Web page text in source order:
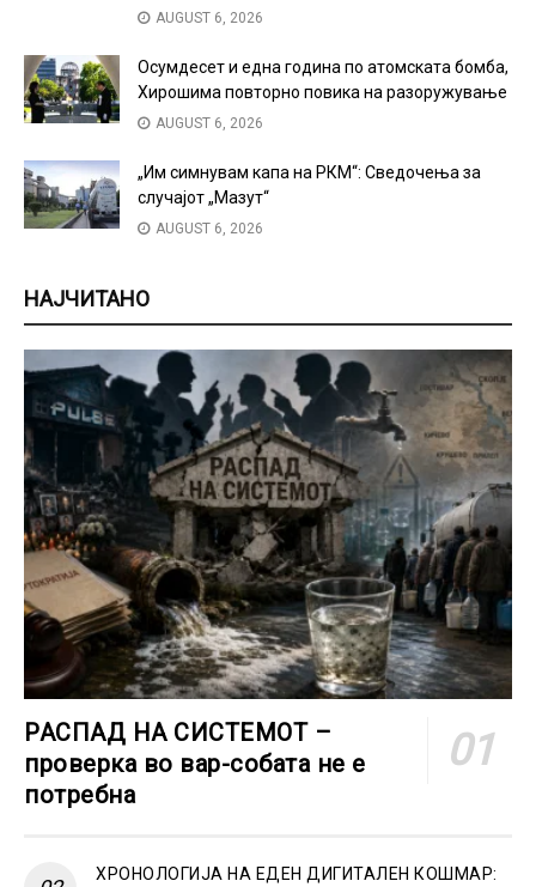
AUGUST 6, 2026
Осумдесет и една година по атомската бомба,
Хирошима повторно повика на разоружување
AUGUST 6, 2026
„Им симнувам капа на РКМ“: Сведочења за
случајот „Мазут“
AUGUST 6, 2026
НАЈЧИТАНО
РАСПАД НА СИСТЕМОТ –
проверка во вар-собата не е
потребна
ХРОНОЛОГИЈА НА ЕДЕН ДИГИТАЛЕН КОШМАР: